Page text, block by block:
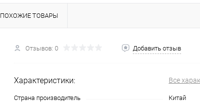
ПОХОЖИЕ ТОВАРЫ
Отзывов: 0 Добавить отзыв
Характеристики: Все
Страна производитель Китай